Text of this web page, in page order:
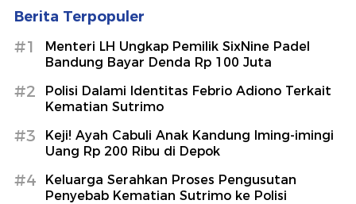
Berita Terpopuler
#1
Menteri LH Ungkap Pemilik SixNine Padel
Bandung Bayar Denda Rp 100 Juta
#2
Polisi Dalami Identitas Febrio Adiono Terkait
Kematian Sutrimo
#3
Keji! Ayah Cabuli Anak Kandung Iming-imingi
Uang Rp 200 Ribu di Depok
#4
Keluarga Serahkan Proses Pengusutan
Penyebab Kematian Sutrimo ke Polisi